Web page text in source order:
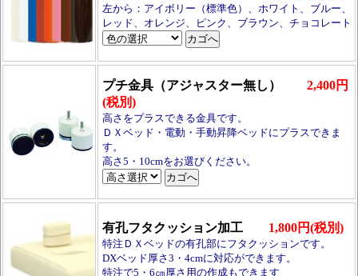
左から：アイボリー（標準色）、ホワイト、ブルー、
レッド、オレンジ、ピンク、ブラウン、チョコレート
プチ金具（アジャスター無し） 2,400円
(税別)
高さをプラスできる金具です。
ＤＸベッド・電動・手動昇降ベッドにプラスできま
す。
高さ5・10cmをお選びください。
有孔フタクッション加工 1,800円(税別)
特注ＤＸベッドの有孔部にフタクッションです。
DXベッド厚さ3・4cmに対応ができます。
特注で5・6㎝厚さ用の作成もできます